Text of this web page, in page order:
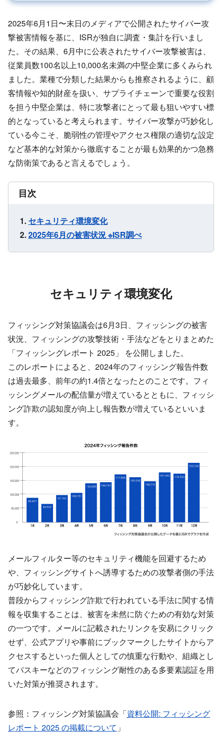
2025年6月1日〜末日のメディアで公開されたサイバー攻
撃被害情報を基に、ISRが独自に調査・集計を行いまし
た。その結果、6月中に公表されたサイバー攻撃被害は、
従業員数100名以上10,000名未満の中堅企業に多くみられ
ました。業種で分類した結果からも推察されるように、顧
客情報や知的財産を扱い、サプライチェーンで重要な役割
を担う中堅企業は、特に攻撃者にとって最も狙いやすい標
的となっていると考えられます。サイバー攻撃が巧妙化し
ている今こそ、脆弱性の管理やアクセス権限の適切な設定
など基本的な対策から徹底することが最も効果的かつ急務
な防衛策であると言えるでしょう。
目次
セキュリティ環境変化
2025年6月の被害状況 ※ISR調べ
セキュリティ環境変化
フィッシング対策協議会は6月3日、フィッシングの被害
状況、フィッシングの攻撃技術・手法などをとりまとめた
「フィッシングレポート 2025」 を公開しました。
このレポートによると、2024年のフィッシング報告件数
は過去最多、前年の約1.4倍となったとのことです。フィ
ッシングメールの配信量が増えているとともに、フィッシ
ング詐欺の認知度が向上し報告数が増えているといいま
す。
メールフィルター等のセキュリティ機能を回避するため
や、フィッシングサイトへ誘導するための攻撃者側の手法
が巧妙化しています。
普段からフィッシング詐欺で行われている手法に関する情
報を収集することは、被害を未然に防ぐための有効な対策
の一つです。メールに記載されたリンクを安易にクリック
せず、公式アプリや事前にブックマークしたサイトからア
クセスするといった個人としての慎重な行動や、組織とし
てパスキーなどのフィッシング耐性のある多要素認証を用
いた対策が推奨されます。
参照：フィッシング対策協議会「資料公開: フィッシング
レポート 2025 の掲載について 」